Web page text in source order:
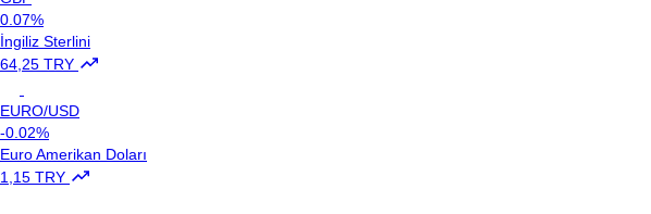
0.07%
İngiliz Sterlini
64,25 TRY
EURO/USD
-0.02%
Euro Amerikan Doları
1,15 TRY